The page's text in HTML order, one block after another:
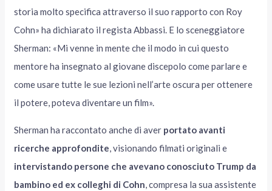
storia molto specifica attraverso il suo rapporto con Roy
Cohn» ha dichiarato il regista Abbassi. E lo sceneggiatore
Sherman: «Mi venne in mente che il modo in cui questo
mentore ha insegnato al giovane discepolo come parlare e
come usare tutte le sue lezioni nell’arte oscura per ottenere
il potere, poteva diventare un film».
Sherman ha raccontato anche di aver portato avanti
ricerche approfondite, visionando filmati originali e
intervistando persone che avevano conosciuto Trump da
bambino ed ex colleghi di Cohn, compresa la sua assistente